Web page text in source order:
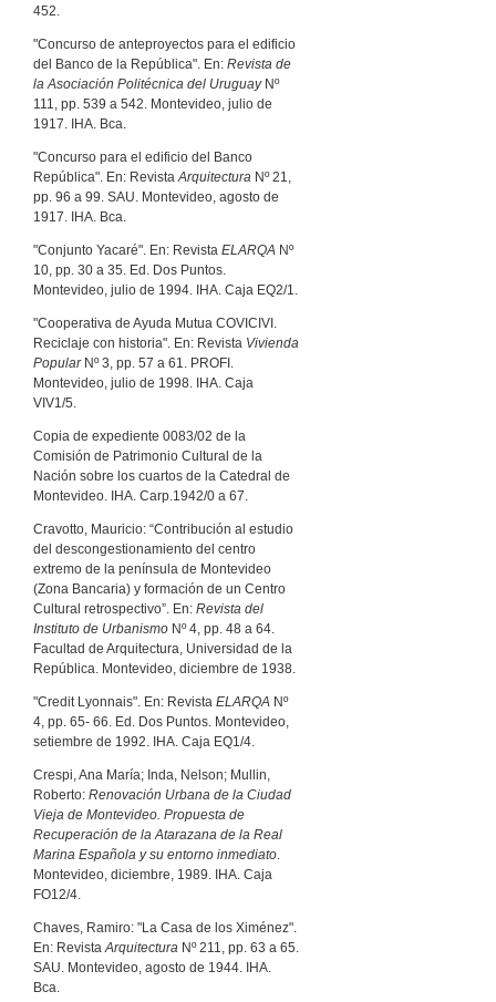
452.
"Concurso de anteproyectos para el edificio
del Banco de la República". En: Revista de
la Asociación Politécnica del UruguayNº
111, pp. 539 a 542. Montevideo, julio de
1917. IHA. Bca.
"Concurso para el edificio del Banco
República". En: RevistaArquitectura Nº 21,
pp. 96 a 99. SAU. Montevideo, agosto de
1917. IHA. Bca.
"Conjunto Yacaré". En: Revista ELARQA Nº
10, pp. 30 a 35. Ed. Dos Puntos.
Montevideo, julio de 1994. IHA. Caja EQ2/1.
"Cooperativa de Ayuda Mutua COVICIVI.
Reciclaje con historia". En: Revista Vivienda
PopularNº 3, pp. 57 a 61. PROFI.
Montevideo, julio de 1998. IHA. Caja
VIV1/5.
Copia de expediente 0083/02 de la
Comisión de Patrimonio Cultural de la
Nación sobre los cuartos de la Catedral de
Montevideo. IHA. Carp.1942/0 a 67.
Cravotto, Mauricio: “Contribución al estudio
del descongestionamiento del centro
extremo de la península de Montevideo
(Zona Bancaria) y formación de un Centro
Cultural retrospectivo”. En: Revista del
Instituto de Urbanismo Nº 4, pp. 48 a 64.
Facultad de Arquitectura, Universidad de la
República. Montevideo, diciembre de 1938.
"Credit Lyonnais". En: Revista ELARQA Nº
4, pp. 65- 66. Ed. Dos Puntos. Montevideo,
setiembre de 1992. IHA. Caja EQ1/4.
Crespi, Ana María; Inda, Nelson; Mullin,
Roberto: Renovación Urbana de la Ciudad
Vieja de Montevideo. Propuesta de
Recuperación de la Atarazana de la Real
Marina Española y su entorno inmediato.
Montevideo, diciembre, 1989. IHA. Caja
FO12/4.
Chaves, Ramiro: "La Casa de los Ximénez".
En: RevistaArquitectura Nº 211, pp. 63 a 65.
SAU. Montevideo, agosto de 1944. IHA.
Bca.